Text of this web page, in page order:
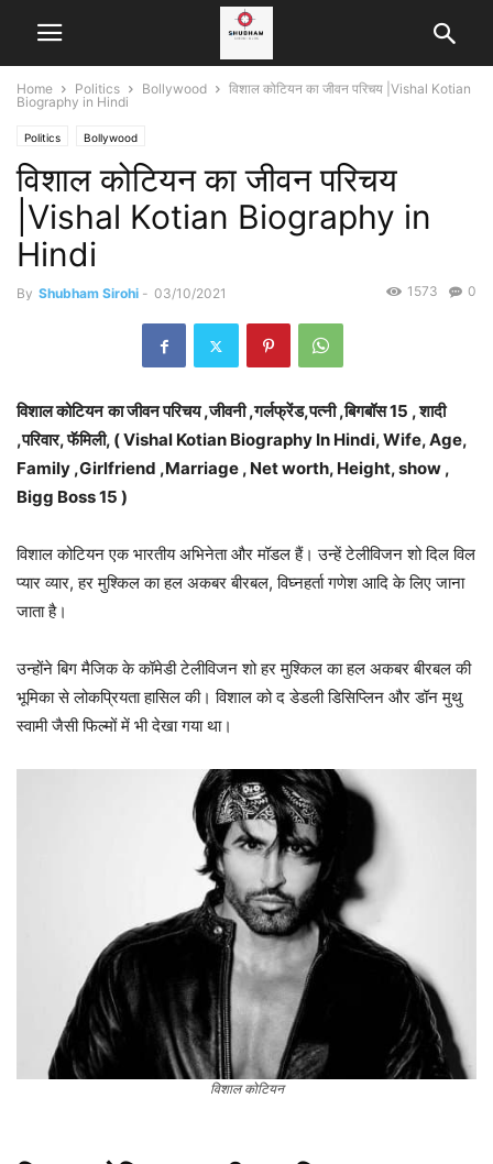
Home Politics Bollywood
विशाल कोटियन का जीवन परिचय |Vishal Kotian
Biography in Hindi
Politics Bollywood
विशाल कोटियन का जीवन परिचय
|Vishal Kotian Biography in
Hindi
By Shubham Sirohi - 03/10/2021 0
1573
विशाल कोटियन का जीवन परिचय ,जीवनी ,गर्लफ्रेंड,पत्नी ,बिगबॉस 15 , शादी
,परिवार, फॅमिली, ( Vishal Kotian Biography In Hindi, Wife, Age,
Family ,Girlfriend ,Marriage , Net worth, Height, show ,
Bigg Boss 15 )
विशाल कोटियन एक भारतीय अभिनेता और मॉडल हैं। उन्हें टेलीविजन शो दिल विल
प्यार व्यार, हर मुश्किल का हल अकबर बीरबल, विघ्नहर्ता गणेश आदि के लिए जाना
जाता है।
उन्होंने बिग मैजिक के कॉमेडी टेलीविजन शो हर मुश्किल का हल अकबर बीरबल की
भूमिका से लोकप्रियता हासिल की। विशाल को द डेडली डिसिप्लिन और डॉन मुथु
स्वामी जैसी फिल्मों में भी देखा गया था।
विशाल कोटियन